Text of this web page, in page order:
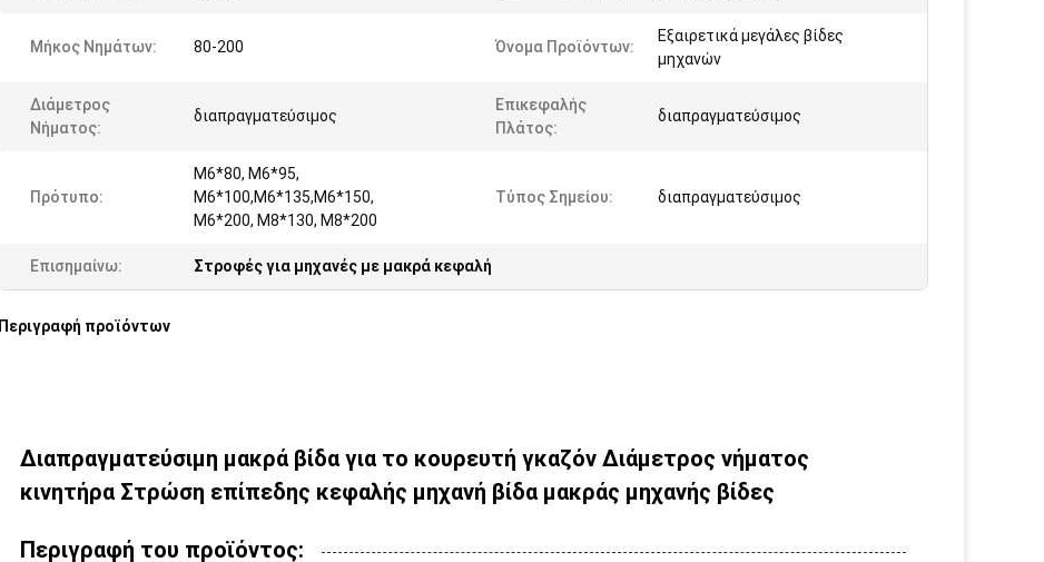
Μήκος Νημάτων: 80-200 Όνομα Προϊόντων:
Εξαιρετικά μεγάλες βίδες
μηχανών
Διάμετρος
Νήματος:
διαπραγματεύσιμος
Επικεφαλής
Πλάτος:
διαπραγματεύσιμος
Πρότυπο:
M6*80, M6*95,
M6*100,M6*135,M6*150,
M6*200, M8*130, M8*200
Τύπος Σημείου: διαπραγματεύσιμος
Επισημαίνω: Στροφές για μηχανές με μακρά κεφαλή
Περιγραφή προϊόντων
Διαπραγματεύσιμη μακρά βίδα για το κουρευτή γκαζόν Διάμετρος νήματος
κινητήρα Στρώση επίπεδης κεφαλής μηχανή βίδα μακράς μηχανής βίδες
Περιγραφή του προϊόντος: